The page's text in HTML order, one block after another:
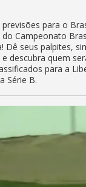
para o
Campeonato
Dê seus palpites,
descubra quem
para a
Série B.